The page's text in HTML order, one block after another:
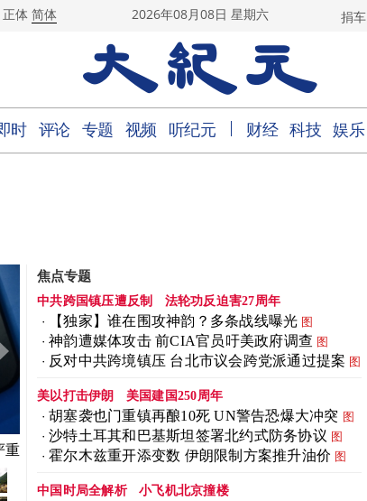
正体 简体 2026年08月08日 星期六 捐车
时 评论 专题 视频 听纪元 财经 科技 娱乐
重
焦点专题
中共跨国镇压遭反制 法轮功反迫害27周年
【独家】谁在围攻神韵？多条战线曝光 图
神韵遭媒体攻击 前CIA官员吁美政府调查 图
反对中共跨境镇压 台北市议会跨党派通过提案 图
美以打击伊朗 美国建国250周年
胡塞袭也门重镇再酿10死 UN警告恐爆大冲突 图
沙特土耳其和巴基斯坦签署北约式防务协议 图
霍尔木兹重开添变数 伊朗限制方案推升油价 图
中国时局全解析 小飞机北京撞楼